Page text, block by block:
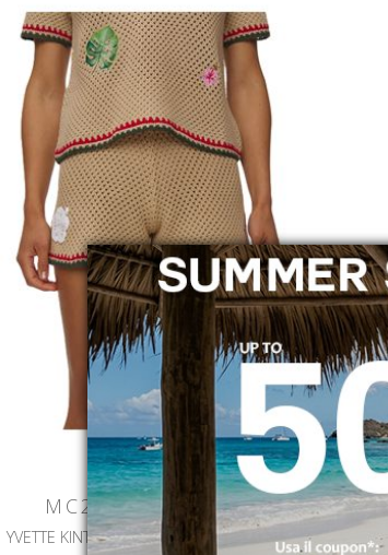
MC2 SAINT BARTH
YVETTE KINT PANTALONI CORTI IN PIZZO